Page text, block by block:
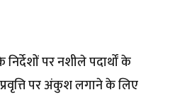
पर नशीले पदार्थों के
पर अंकुश लगाने के लिए